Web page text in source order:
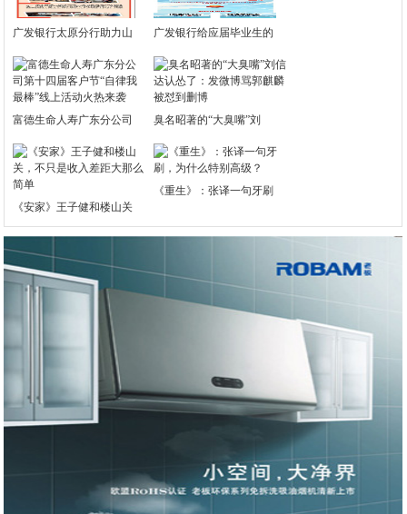
广发银行太原分行助力山 广发银行给应届毕业生的
富德生命人寿广东分公司 臭名昭著的“大臭嘴”刘
《安家》王子健和楼山关
《重生》：张译一句牙刷